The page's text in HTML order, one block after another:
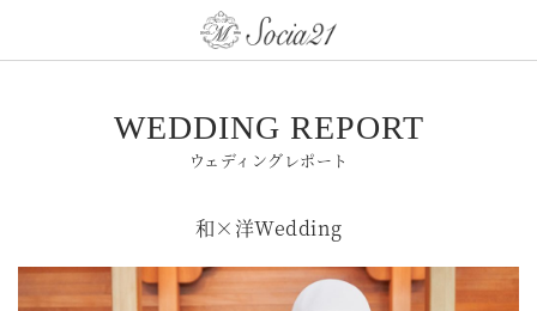
WEDDING REPORT
ウェディングレポート
和×洋Wedding